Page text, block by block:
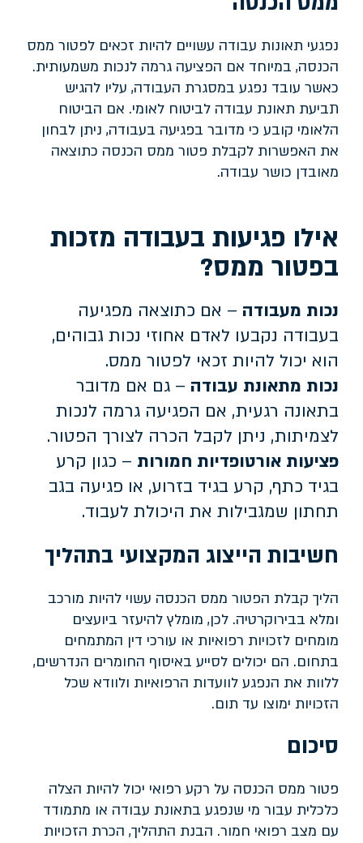
נפגעי תאונות עבודה עשויים להיות זכאים לפטור ממס
הכנסה, במיוחד אם הפציעה גרמה לנכות משמעותית.
כאשר עובד נפגע במסגרת העבודה, עליו להגיש
תביעת תאונת עבודה לביטוח לאומי. אם הביטוח
הלאומי קובע כי מדובר בפגיעה בעבודה, ניתן לבחון
את האפשרות לקבלת פטור ממס הכנסה כתוצאה
מאובדן כושר עבודה.
אילו פגיעות בעבודה מזכות
בפטור ממס?
נכות מעבודה – אם כתוצאה מפגיעה
בעבודה נקבעו לאדם אחוזי נכות גבוהים,
הוא יכול להיות זכאי לפטור ממס.
נכות מתאונת עבודה – גם אם מדובר
בתאונה רגעית, אם הפגיעה גרמה לנכות
לצמיתות, ניתן לקבל הכרה לצורך הפטור.
פציעות אורטופדיות חמורות – כגון קרע
בגיד כתף, קרע בגיד בזרוע, או פגיעה בגב
תחתון שמגבילות את היכולת לעבוד.
חשיבות הייצוג המקצועי בתהליך
הליך קבלת הפטור ממס הכנסה עשוי להיות מורכב
ומלא בבירוקרטיה. לכן, מומלץ להיעזר ביועצים
מומחים לזכויות רפואיות או עורכי דין המתמחים
בתחום. הם יכולים לסייע באיסוף החומרים הנדרשים,
ללוות את הנפגע לוועדות הרפואיות ולוודא שכל
הזכויות ימוצו עד תום.
סיכום
פטור ממס הכנסה על רקע רפואי יכול להיות הצלה
כלכלית עבור מי שנפגע בתאונת עבודה או מתמודד
עם מצב רפואי חמור. הבנת התהליך, הכרת הזכויות